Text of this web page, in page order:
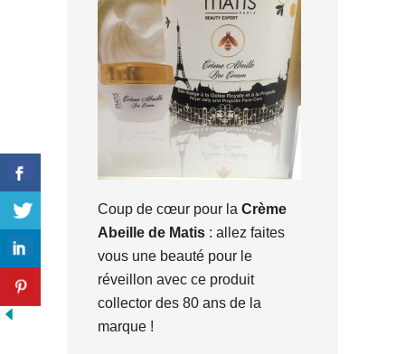
Coup de cœur pour la Crème
Abeille de Matis : allez faites
vous une beauté pour le
réveillon avec ce produit
collector des 80 ans de la
marque !